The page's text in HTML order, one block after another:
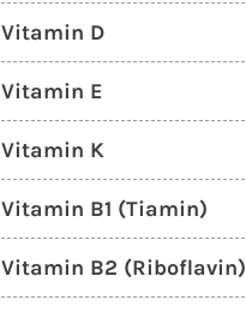
Vitamin D
Vitamin E
Vitamin K
Vitamin B1 (Tiamin)
Vitamin B2 (Riboflavin)